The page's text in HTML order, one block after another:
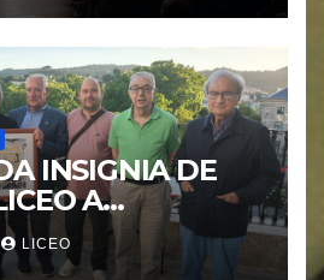
INSIGNIA DE
A
NOVOA
LICEO